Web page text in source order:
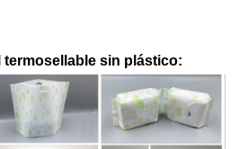
sin plástico: